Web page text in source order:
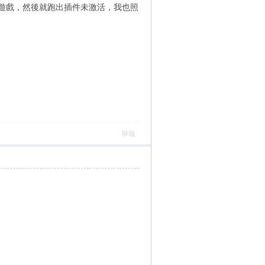
戲，然後就跑出插件未激活，我也照
舉報